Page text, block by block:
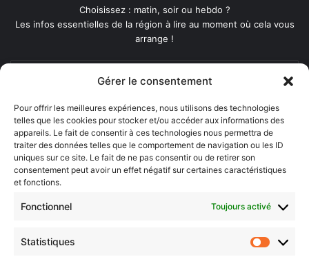
Gérer le consentement
Pour offrir les meilleures expériences, nous utilisons des technologies
telles que les cookies pour stocker et/ou accéder aux informations des
appareils. Le fait de consentir à ces technologies nous permettra de
traiter des données telles que le comportement de navigation ou les ID
uniques sur ce site. Le fait de ne pas consentir ou de retirer son
consentement peut avoir un effet négatif sur certaines caractéristiques
et fonctions.
Fonctionnel Toujours activé
Statistiques
Choisissez : matin, soir ou hebdo ?
Les infos essentielles de la région à lire au moment où cela vous
arrange !
Entrez
e-
mail
Evénements
Festival Constellations Metz
Metz Plage